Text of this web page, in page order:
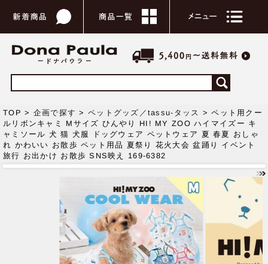
TOP > 企画で探す > ペットグッズ／tassu-タッス > ペット用クー
ルリボンキャミ Mサイズ ひんやり HI! MY ZOO ハイマイズー キ
ャミソール 犬 猫 犬服 ドッグウェア ペットウェア 夏 春夏 おしゃ
れ かわいい お散歩 ペット用品 夏祭り 花火大会 盆踊り イベント
旅行 お出かけ お散歩 SNS映え 169-6382